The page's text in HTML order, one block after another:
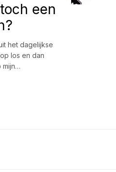
een
het dagelijkse
los en dan
mijn…